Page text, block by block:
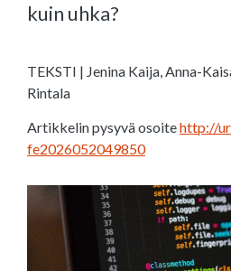
kuin uhka?
TEKSTI | Jenina Kaija, Anna-
Rintala
Artikkelin pysyvä osoitehttp://
fe2026052049850